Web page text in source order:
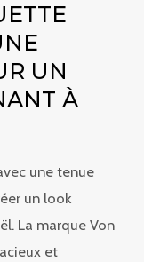
UN
À
une tenue
un look
La marque Von
et